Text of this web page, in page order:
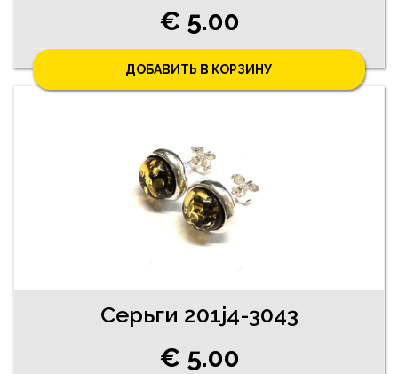
€ 5.00
ДОБАВИТЬ В КОРЗИНУ
Серьги 201j4-3043
€ 5.00